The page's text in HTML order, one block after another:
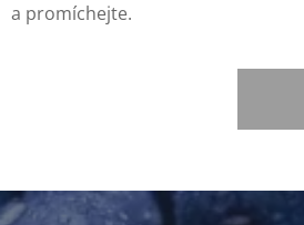
a promíchejte.